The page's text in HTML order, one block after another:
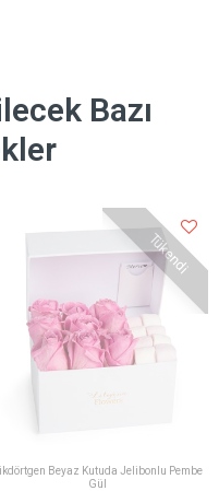
Bazı
Tükendi
Beyaz Kutuda Jelibonlu Pembe
Gül